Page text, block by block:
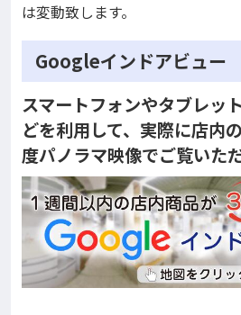
は変動致します。
Googleインドアビュー
スマートフォンやタブレッ
どを利用して、実際に店内
度パノラマ映像でご覧いただ